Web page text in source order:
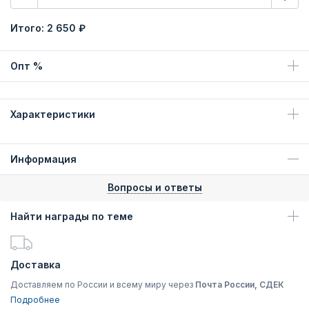
Итого: 2 650 ₽
Опт %
Характеристики
Информация
Вопросы и ответы
Найти награды по теме
Доставка
Доставляем по России и всему миру через Почта России, СДЕК
Подробнее